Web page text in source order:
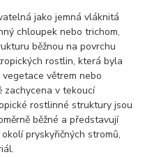
jako jemná vláknitá
chloupek nebo trichom,
běžnou na povrchu
rostlin, která byla
větrem nebo
zachycena v tekoucí
rostlinné struktury jsou
běžné a představují
pryskyřičných stromů,